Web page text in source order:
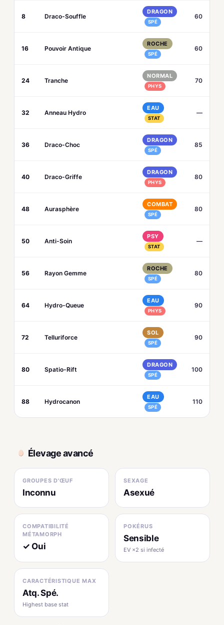
8 Draco-Souffle
DRAGON
SPÉ
60
16 Pouvoir Antique
ROCHE
SPÉ
60
24 Tranche
NORMAL
PHYS
70
32 Anneau Hydro
EAU
STAT
—
36 Draco-Choc
DRAGON
SPÉ
85
40 Draco-Griffe
DRAGON
PHYS
80
48 Aurasphère
COMBAT
SPÉ
80
50 Anti-Soin
PSY
STAT
—
56 Rayon Gemme
ROCHE
SPÉ
80
64 Hydro-Queue
EAU
PHYS
90
72 Telluriforce
SOL
SPÉ
90
80 Spatio-Rift
DRAGON
SPÉ
100
88 Hydrocanon
EAU
SPÉ
110
Élevage avancé
GROUPES D'ŒUF
Inconnu
SEXAGE
Asexué
COMPATIBILITÉ
MÉTAMORPH
✓ Oui
POKÉRUS
Sensible
EV ×2 si infecté
CARACTÉRISTIQUE MAX
Atq. Spé.
Highest base stat